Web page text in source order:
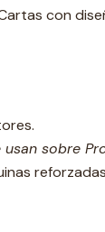
con
usan sobre